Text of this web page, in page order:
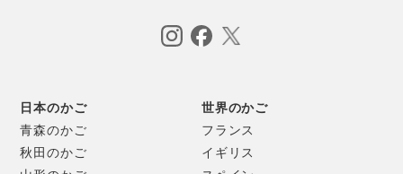
日本のかご
青森のかご
秋田のかご
世界のかご
フランス
イギリス